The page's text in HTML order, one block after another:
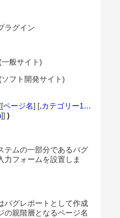
ラグイン
サイト)
ト開発サイト)
[[ページ名] [,カテゴリー1…
]])
テムの一部分であるバグ
力フォームを設置しま
バグレポートとして作成
の親階層となるページ名